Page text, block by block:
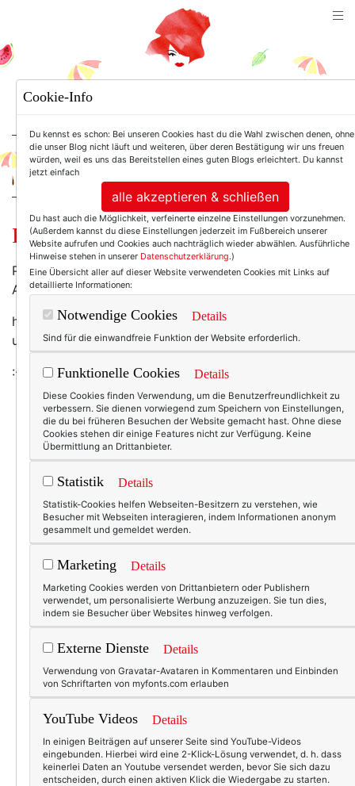
For Women. Not Girls.
Reminder :-)
Platz 7 in Deutschland ist toll. Platz 62 weltweit auch.
Aber da geht noch was:
https://www.texterella.de/index.php/lifestyle/comments/
und-ich-wollen-deine-stimme/
:-)
3320
h & m,lanvin
KOMMENTAR
Cookie-Info
Du kennst es schon: Bei unseren Cookies hast du die Wahl zwischen denen, ohne
die unser Blog nicht läuft und weiteren, über deren Bestätigung wir uns freuen
würden, weil es uns das Bereitstellen eines guten Blogs erleichtert. Du kannst
jetzt einfach
alle akzeptieren & schließen
Du hast auch die Möglichkeit, verfeinerte einzelne Einstellungen vorzunehmen.
(Außerdem kannst du diese Einstellungen jederzeit im Fußbereich unserer
Website aufrufen und Cookies auch nachträglich wieder abwählen. Ausführliche
Hinweise stehen in unserer Datenschutzerklärung.)
Eine Übersicht aller auf dieser Website verwendeten Cookies mit Links auf
detaillierte Informationen:
Notwendige Cookies Details
Sind für die einwandfreie Funktion der Website erforderlich.
Funktionelle Cookies Details
Diese Cookies finden Verwendung, um die Benutzerfreundlichkeit zu
verbessern. Sie dienen vorwiegend zum Speichern von Einstellungen,
die du bei früheren Besuchen der Website gemacht hast. Ohne diese
Cookies stehen dir einige Features nicht zur Verfügung. Keine
Übermittlung an Drittanbieter.
Statistik Details
Statistik-Cookies helfen Webseiten-Besitzern zu verstehen, wie
Besucher mit Webseiten interagieren, indem Informationen anonym
gesammelt und gemeldet werden.
Marketing Details
Marketing Cookies werden von Drittanbietern oder Publishern
verwendet, um personalisierte Werbung anzuzeigen. Sie tun dies,
indem sie Besucher über Websites hinweg verfolgen.
Externe Dienste Details
Verwendung von Gravatar-Avataren in Kommentaren und Einbinden
von Schriftarten von myfonts.com erlauben
YouTube Videos Details
In einigen Beiträgen auf unserer Seite sind YouTube-Videos
eingebunden. Hierbei wird eine 2-Klick-Lösung verwendet, d. h. dass
keinerlei Daten an Youtube versendet werden, bevor Sie sich dazu
entscheiden, durch einen aktiven Klick die Wiedergabe zu starten.